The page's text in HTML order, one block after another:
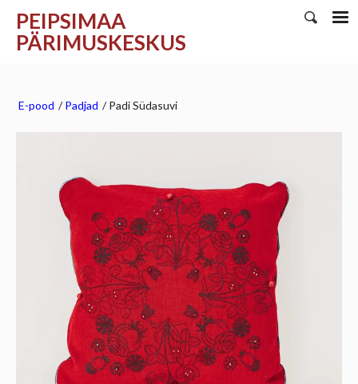
PEIPSIMAA
PÄRIMUSKESKUS
E-pood / Padjad / Padi Südasuvi